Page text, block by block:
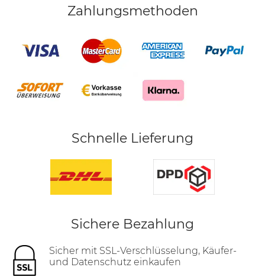
Zahlungsmethoden
Schnelle Lieferung
Sichere Bezahlung
Sicher mit SSL-Verschlüsselung, Käufer-
und Datenschutz einkaufen